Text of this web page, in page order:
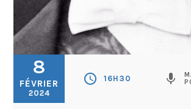
8
FÉVRIER
2024
schedule 16H30 mic